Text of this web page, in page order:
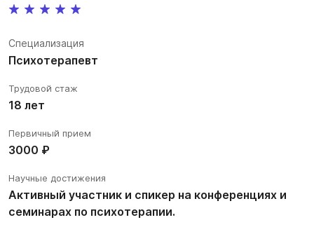
Специализация
Психотерапевт
Трудовой стаж
18 лет
Первичный прием
3000 ₽
Научные достижения
Активный участник и спикер на конференциях и
семинарах по психотерапии.